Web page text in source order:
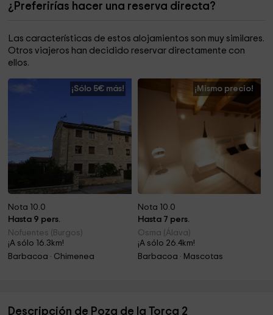
¿Preferirías hacer una reserva directa?
Las características de estos alojamientos son muy similares.
Otros viajeros han decidido reservar directamente con
ellos.
¡Sólo 5€ más!
Nota 10.0
Hasta 9 pers.
Nofuentes (Burgos)
¡A sólo 16.3km!
Barbacoa · Chimenea
¡Mismo precio!
Nota 10.0
Hasta 7 pers.
Osma (Álava)
¡A sólo 26.4km!
Barbacoa · Mascotas
Descripción de Poza de la Torca 2